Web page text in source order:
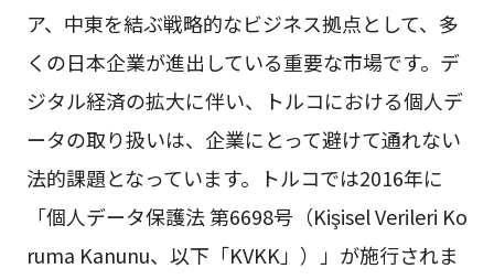
ア、中東を結ぶ戦略的なビジネス拠点として、多
くの日本企業が進出している重要な市場です。デ
ジタル経済の拡大に伴い、トルコにおける個人デ
ータの取り扱いは、企業にとって避けて通れない
法的課題となっています。トルコでは2016年に
「個人データ保護法 第6698号（Kişisel Verileri Ko
ruma Kanunu、以下「KVKK」）」が施行されま